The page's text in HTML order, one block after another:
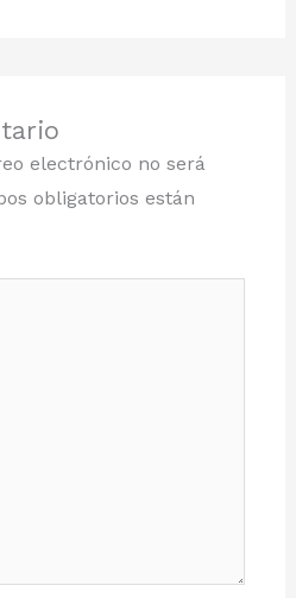
electrónico no será
obligatorios están